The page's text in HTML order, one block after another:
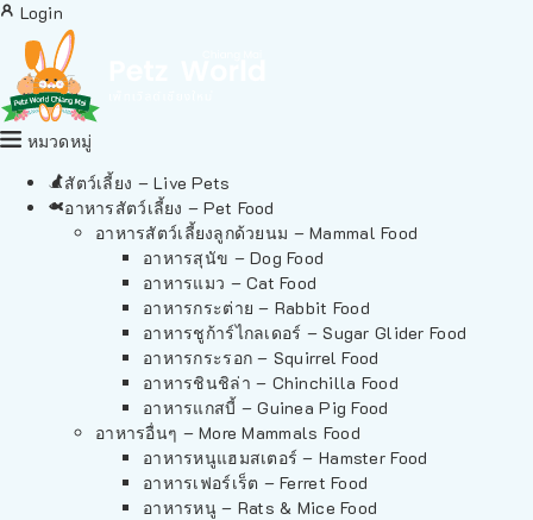
Login
หมวดหมู่
สัตว์เลี้ยง – Live Pets
อาหารสัตว์เลี้ยง – Pet Food
อาหารสัตว์เลี้ยงลูกด้วยนม – Mammal Food
อาหารสุนัข – Dog Food
อาหารแมว – Cat Food
อาหารกระต่าย – Rabbit Food
อาหารชูก้าร์ไกลเดอร์ – Sugar Glider Food
อาหารกระรอก – Squirrel Food
อาหารชินชิล่า – Chinchilla Food
อาหารแกสบี้ – Guinea Pig Food
อาหารอื่นๆ – More Mammals Food
อาหารหนูแฮมสเตอร์ – Hamster Food
อาหารเฟอร์เร็ต – Ferret Food
อาหารหนู – Rats & Mice Food